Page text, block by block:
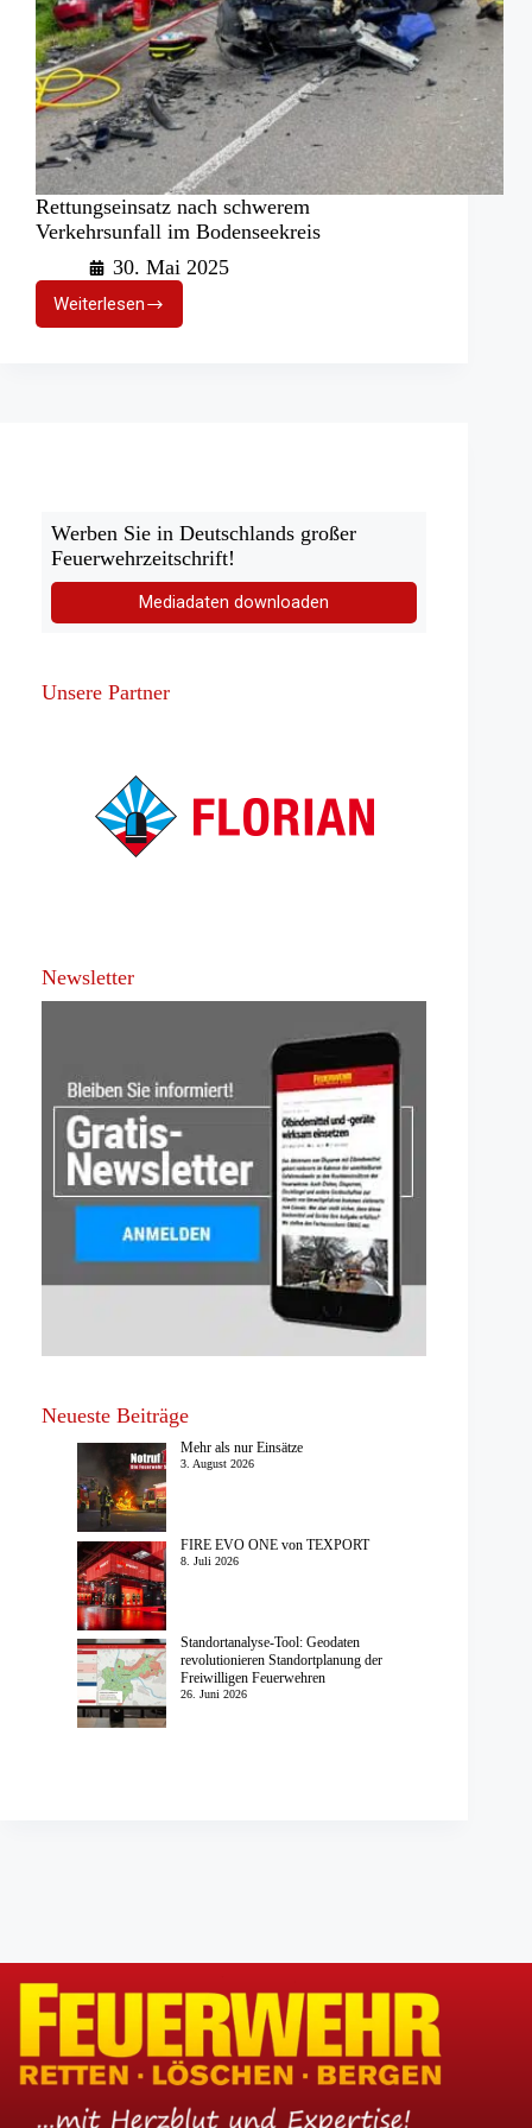
Rettungseinsatz nach schwerem
Verkehrsunfall im Bodenseekreis
30. Mai 2025
WeiterlesenRettungseinsatz
nach
Werben Sie in Deutschlands großer
Feuerwehrzeitschrift!
Mediadaten downloaden
Unsere Partner
Newsletter
Neueste Beiträge
Mehr als nur Einsätze
3. August 2026
FIRE EVO ONE von TEXPORT
8. Juli 2026
Standortanalyse-Tool: Geodaten
revolutionieren Standortplanung der
Freiwilligen Feuerwehren
26. Juni 2026